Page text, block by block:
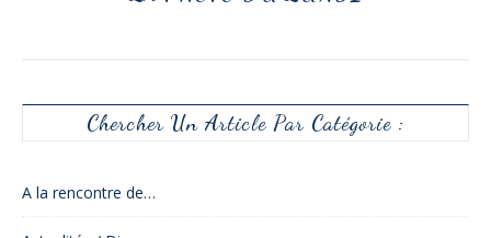
Chercher Un Article Par Catégorie :
A la rencontre de…